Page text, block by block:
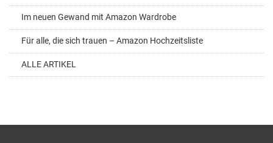
Im neuen Gewand mit Amazon Wardrobe
Für alle, die sich trauen – Amazon Hochzeitsliste
ALLE ARTIKEL